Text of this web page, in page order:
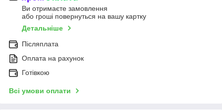
Ви отримаєте замовлення
або гроші повернуться на вашу картку
Детальніше
Післяплата
Оплата на рахунок
Готівкою
Всі умови оплати